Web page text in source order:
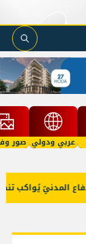
عربي ودولي صور
المدنيّ يُواكب